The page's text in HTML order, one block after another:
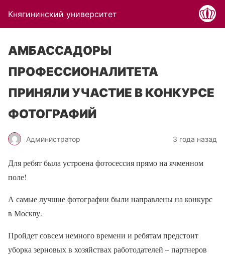
Княгининский университет
АМБАССАДОРЫ
ПРОФЕССИОНАЛИТЕТА
ПРИНЯЛИ УЧАСТИЕ В КОНКУРСЕ
ФОТОГРАФИЙ
Администратор 3 года назад
Для ребят была устроена фотосессия прямо на ячменном
поле!
А самые лучшие фотографии были направлены на конкурс
в Москву.
Пройдет совсем немного времени и ребятам предстоит
уборка зерновых в хозяйствах работодателей – партнеров